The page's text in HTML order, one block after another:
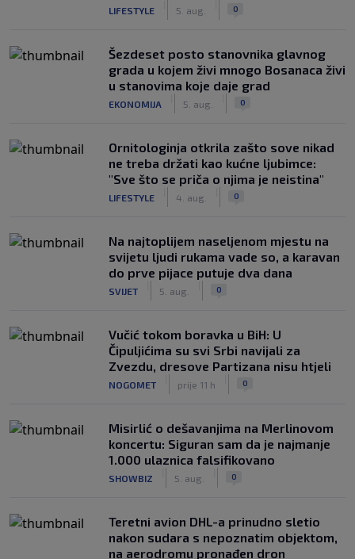
LIFESTYLE 5. aug. 0
Šezdeset posto stanovnika glavnog
grada u kojem živi mnogo Bosanaca živi
u stanovima koje daje grad
EKONOMIJA 5. aug. 0
Ornitologinja otkrila zašto sove nikad
ne treba držati kao kućne ljubimce:
"Sve što se priča o njima je neistina"
LIFESTYLE 4. aug. 0
Na najtoplijem naseljenom mjestu na
svijetu ljudi rukama vade so, a karavan
do prve pijace putuje dva dana
SVIJET 5. aug. 0
Vučić tokom boravka u BiH: U
Čipuljićima su svi Srbi navijali za
Zvezdu, dresove Partizana nisu htjeli
NOGOMET prije 11 h 0
Misirlić o dešavanjima na Merlinovom
koncertu: Siguran sam da je najmanje
1.000 ulaznica falsifikovano
SHOWBIZ 5. aug. 0
Teretni avion DHL-a prinudno sletio
nakon sudara s nepoznatim objektom,
na aerodromu pronađen dron